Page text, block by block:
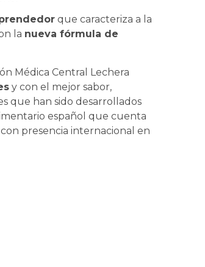
que caracteriza a la
la nueva fórmula de
Médica Central Lechera
y con el mejor sabor,
que han sido desarrollados
español que cuenta
presencia internacional en